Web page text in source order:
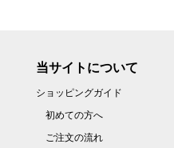
当サイトについて
ショッピングガイド
初めての方へ
ご注文の流れ